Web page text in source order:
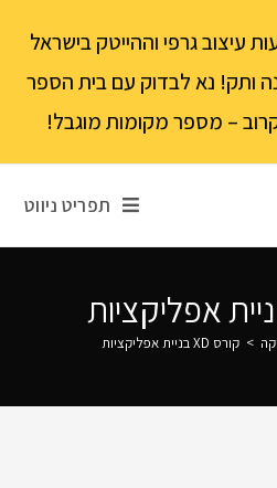
עיצוב גרפי וההייטק בישראל
- עם 15 שנה ותק! נא לבדוק עם בית הספר
– מספר מקומות מוגבל!
תפריט ניווט
> קורס XD בניית אפליקציות